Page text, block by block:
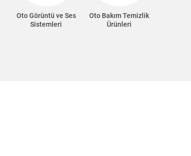
Oto Görüntü ve Ses
Sistemleri
Oto Bakım Temizlik
Ürünleri